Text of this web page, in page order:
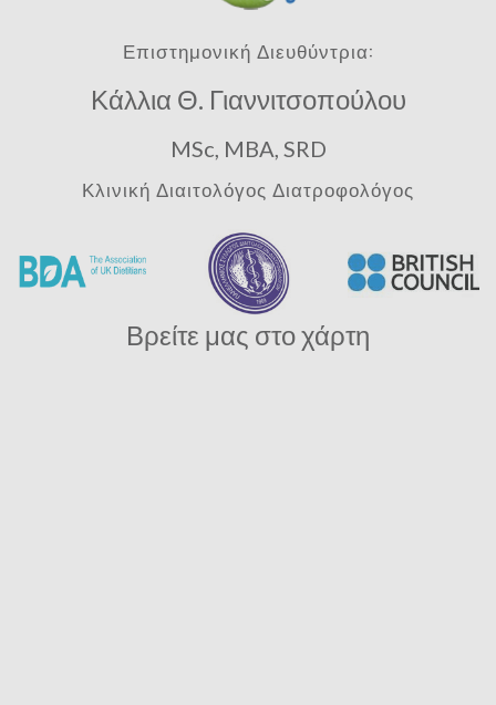
Επιστημονική Διευθύντρια:
Κάλλια Θ. Γιαννιτσοπούλου
MSc, MBA, SRD
Κλινική Διαιτολόγος Διατροφολόγος
Βρείτε μας στο χάρτη